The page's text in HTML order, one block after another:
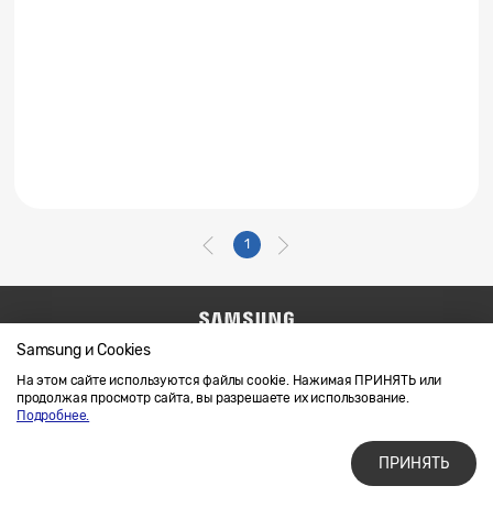
Samsung и Cookies
На этом сайте используются файлы cookie. Нажимая ПРИНЯТЬ или
продолжая просмотр сайта, вы разрешаете их использование.
Подробнее.
ПРИНЯТЬ
1
Напишите нам
Условия использования материалов
Конфиденциальность и файлы cookie